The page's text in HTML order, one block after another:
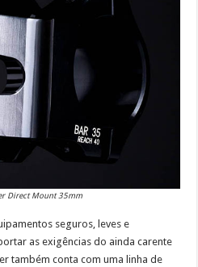
Direct Mount 35mm
seguros, leves e
as exigências do ainda carente
também conta com uma linha de